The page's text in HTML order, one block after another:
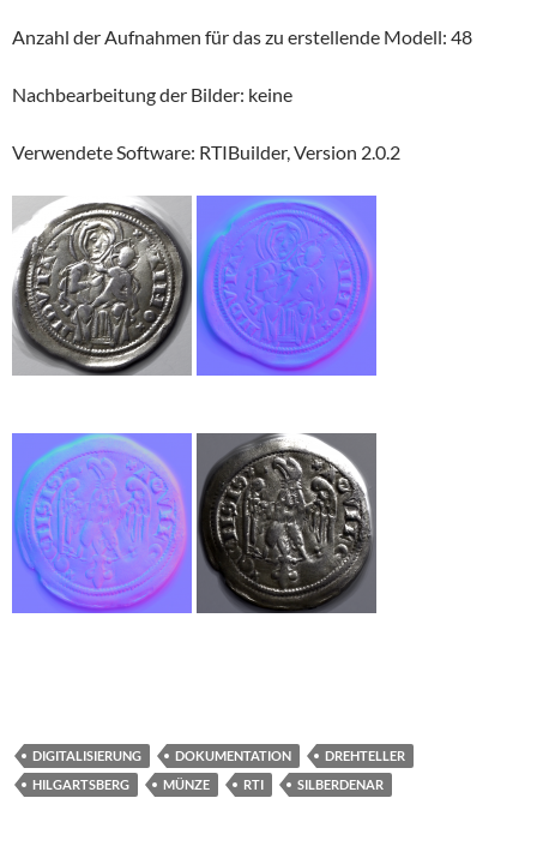
Anzahl der Aufnahmen für das zu erstellende Modell: 48
Nachbearbeitung der Bilder: keine
Verwendete Software: RTIBuilder, Version 2.0.2
DIGITALISIERUNG DOKUMENTATION
DREHTELLER
HILGARTSBERG
MÜNZE RTI SILBERDENAR